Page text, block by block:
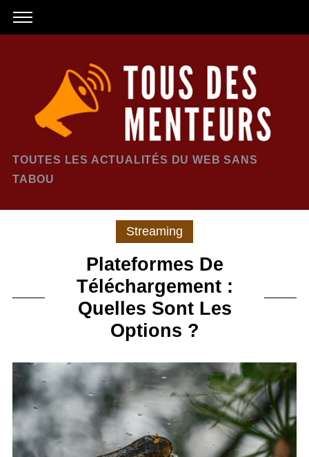
TOUTES LES ACTUALITÉS DU WEB SANS
TABOU
Streaming
Plateformes De
Téléchargement :
Quelles Sont Les
Options ?